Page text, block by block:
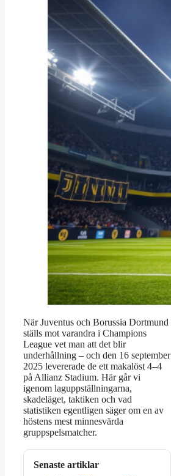
När Juventus och Borussia Dortmund
ställs mot varandra i Champions
League vet man att det blir
underhållning – och den 16 september
2025 levererade de ett makalöst 4–4
på Allianz Stadium. Här går vi
igenom laguppställningarna,
skadeläget, taktiken och vad
statistiken egentligen säger om en av
höstens mest minnesvärda
gruppspelsmatcher.
Senaste artiklar